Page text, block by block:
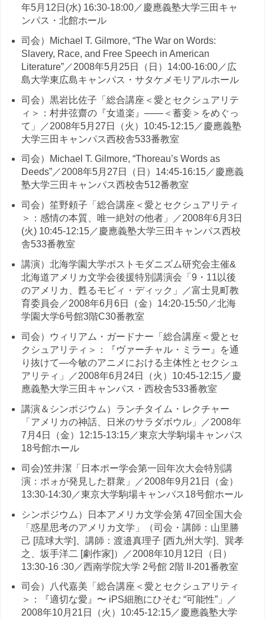
年5月12日(水) 16:30-18:00／慶應義塾大学三田キャ
ンパス・北館ホール
司会）Michael T. Gilmore, “The War on Words:
Slavery, Race, and Free Speech in American
Literature”／2008年5月25日（日）14:00-16:00／広
島大学東広島キャンパス・サタケメモリアルホール
司会）黒岩比佐子「総合講座＜愛とセクシュアリテ
ィ＞：村井弦齋の『女道楽』——＜蓄妾＞をめぐっ
て」／2008年5月27日（火）10:45-12:15／慶應義塾
大学三田キャンパス西校舎533番教室
司会）Michael T. Gilmore, “Thoreau’s Words as
Deeds”／2008年5月27日（日）14:45-16:15／慶應義
塾大学三田キャンパス西校舎512番教室
司会）笙野頼子「総合講座＜愛とセクシュアリティ
＞：感情の本質、唯一絶対の他者」／2008年6月3日
(火) 10:45-12:15／慶應義塾大学三田キャンパス西校
舎533番教室
講演）北海学園大学ポストモダニズム研究会主催&
北海道アメリカ文学会後援特別講演会「9・11以後
のアメリカ、甦るモビィ・ディック」／富士見町教
育委員会／2008年6月6日（金）14:20-15:50／北海
学園大学6号館3階C30番教室
司会）ウィリアム・ガードナー「総合講座＜愛とセ
クシュアリティ＞：『ヴァーチャル・ミラー』を通
り抜けて—今敏のアニメにおける主体性とセクシュ
アリティ」／2008年6月24日（火）10:45-12:15／慶
應義塾大学三田キャンパス・西校舎533番教室
講演＆シンポジウム）ランチタイム・レクチャー
「アメリカの神話、日米のサラダボウル」／2008年
7月4日（金）12:15-13:15／東京大学駒場キャンパス
18号館ホール
司会)笠井潔「日本ポー学会第一回年次大会特別講
演：ポォが発見した群衆」／2008年9月21日（金）
13:30-14:30／東京大学駒場キャンパス18号館ホール
シンポジウム）日本アメリカ文学会第 47回全国大会
「惑星思考のアメリカ文学」（司会・講師：山里勝
己 [琉球大学]、講師：渡邉真理子 [西九州大学]、巽孝
之、坂手洋二 [劇作家]）／2008年10月12日（日）
13:30-16 :30／西南学院大学 2号館 2階 II-201番教室
司会）八代嘉美「総合講座＜愛とセクシュアリティ
＞：『適切な愛』〜 iPS細胞にひそむ “可能性”」／
2008年10月21日（火）10:45-12:15／慶應義塾大学